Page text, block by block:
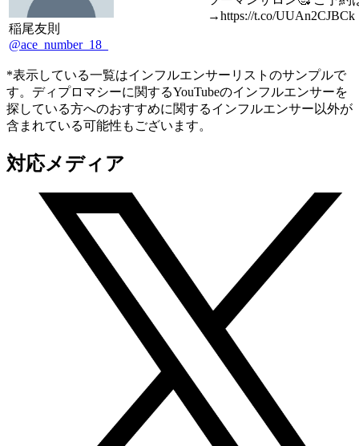
稲尾友則
@ace_number_18_
→https://t.co/UUAn2CJBCk
*表示している一覧はインフルエンサーリストのサンプルで
す。ディプロマシーに関するYouTubeのインフルエンサーを
探している方へのおすすめに関するインフルエンサー以外が
含まれている可能性もございます。
対応メディア